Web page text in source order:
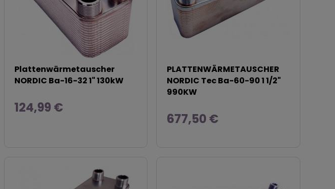
Plattenwärmetauscher
NORDIC Ba-16-32 1" 130kW
124,99 €
PLATTENWÄRMETAUSCHER
NORDIC Tec Ba-60-90 1 1/2"
990KW
677,50 €